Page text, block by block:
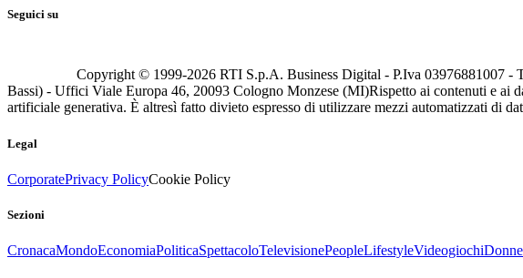
Seguici su
Copyright © 1999-2026 RTI S.p.A. Business Digital - P.Iva 03976881007 -
Bassi) - Uffici Viale Europa 46, 20093 Cologno Monzese (MI)Rispetto ai contenuti e ai
artificiale generativa. È altresì fatto divieto espresso di utilizzare mezzi automatizzati di
Legal
CorporatePrivacy PolicyCookie Policy
Sezioni
CronacaMondoEconomiaPoliticaSpettacoloTelevisionePeopleLifestyleVideogiochiDonne